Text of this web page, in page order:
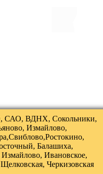
САО, ВДНХ, Сокольники,
Измайлово,
Балашиха,
Ивановское,
Черкизовская